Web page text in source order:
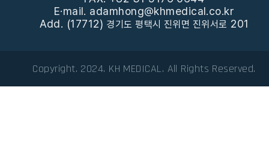
E·mail. adamhong@khmedical.co.kr
Add. (17712) 경기도 평택시 진위면 진위서로 201
Copyright. 2024. KH MEDICAL. All Rights Reserved.